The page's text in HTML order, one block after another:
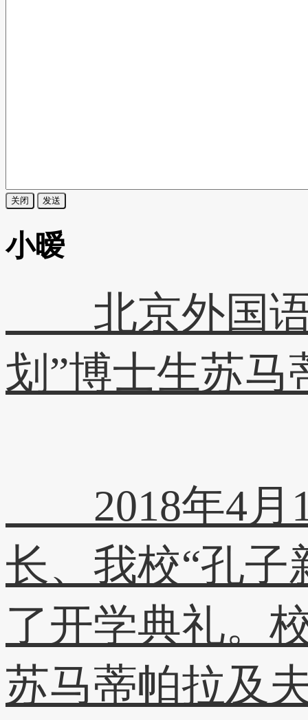
关闭 发送
小暧
北京外国语
划”博士生苏
2018年4月
长、我校“孔子
了开学典礼。
苏马蒂帕拉及